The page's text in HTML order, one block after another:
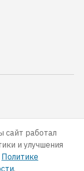
на нём,
и ни при каких
Российской
сайт работал
и улучшения
Политике
.